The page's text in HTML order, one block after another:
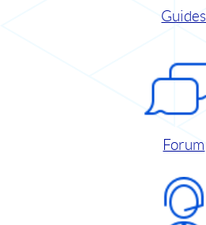
Guides
Forum